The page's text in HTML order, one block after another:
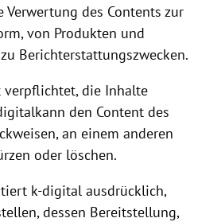
Verwertung des Contents zur
, von Produkten und
Berichterstattungszwecken.
die Inhalte
den Content des
an einem anderen
oder löschen.
k-digital ausdrücklich,
dessen Bereitstellung,